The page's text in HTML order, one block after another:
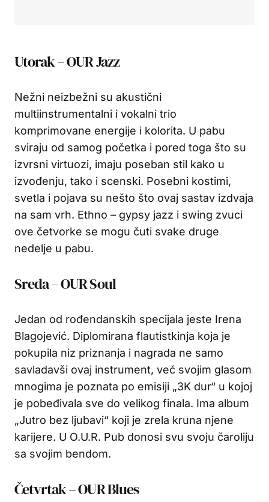
Utorak – OUR Jazz
Nežni neizbežni su akustični
multiinstrumentalni i vokalni trio
komprimovane energije i kolorita. U pabu
sviraju od samog početka i pored toga što su
izvrsni virtuozi, imaju poseban stil kako u
izvođenju, tako i scenski. Posebni kostimi,
svetla i pojava su nešto što ovaj sastav izdvaja
na sam vrh. Ethno – gypsy jazz i swing zvuci
ove četvorke se mogu čuti svake druge
nedelje u pabu.
Sreda – OUR Soul
Jedan od rođendanskih specijala jeste Irena
Blagojević. Diplomirana flautistkinja koja je
pokupila niz priznanja i nagrada ne samo
savladavši ovaj instrument, već svojim glasom
mnogima je poznata po emisiji „3K dur“ u kojoj
je pobeđivala sve do velikog finala. Ima album
„Jutro bez ljubavi“ koji je zrela kruna njene
karijere. U O.U.R. Pub donosi svu svoju čaroliju
sa svojim bendom.
Četvrtak – OUR Blues